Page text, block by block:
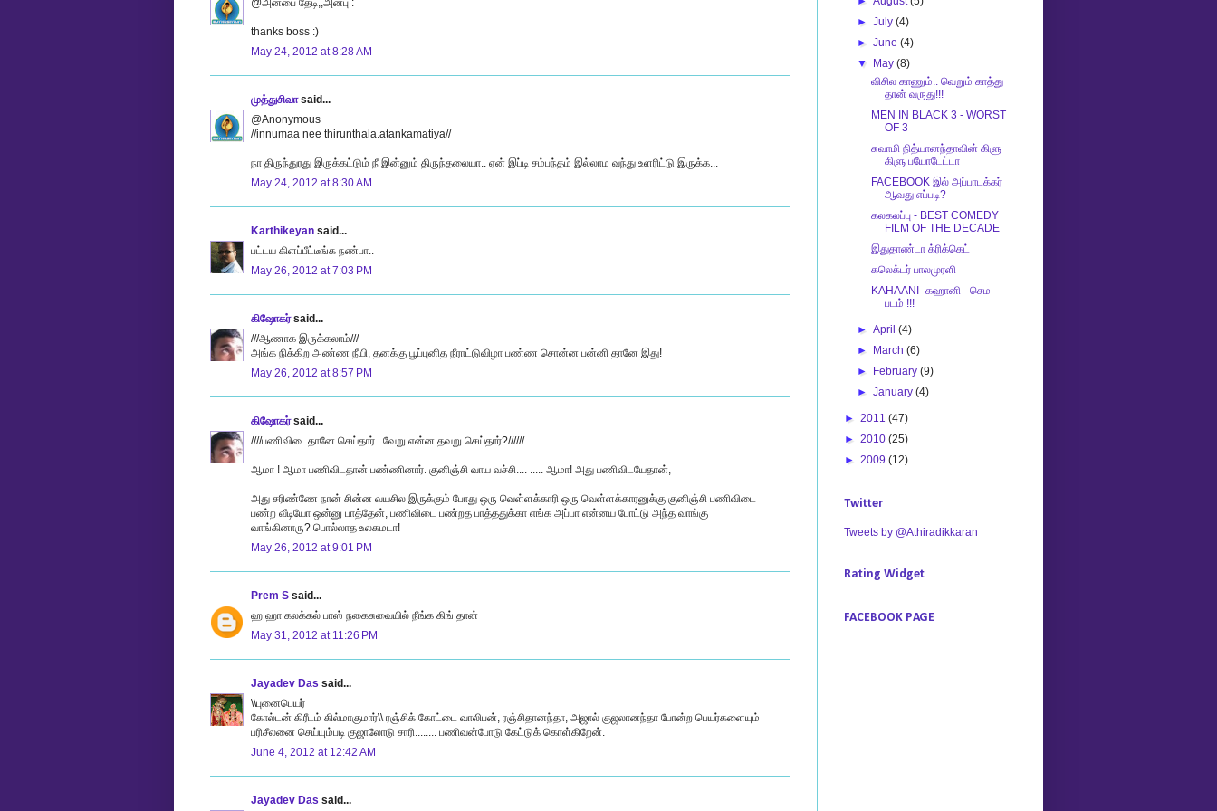
@அன்பை தேடி,,அன்பு :
thanks boss :)
May 24, 2012 at 8:28 AM
முத்துசிவாsaid...
@Anonymous
//innumaa nee thirunthala.atankamatiya//
நா திருந்துரது இருக்கட்டும் நீ இன்னும் திருந்தலையா.. ஏன் இப்டி சம்பந்தம் இல்லாம வந்து உளரிட்டு இருக்க...
May 24, 2012 at 8:30 AM
Karthikeyan said...
பட்டய கிளப்பீட்டீங்க நண்பா..
May 26, 2012 at 7:03 PM
கிஷோகர்said...
///ஆணாக இருக்கலாம்///
அங்க நிக்கிற அண்ண நீயி, தனக்கு பூப்புனித நீராட்டுவிழா பண்ண சொன்ன பன்னி தானே இது!
May 26, 2012 at 8:57 PM
கிஷோகர்said...
////பணிவிடைதானே செய்தார்.. வேறு என்ன தவறு செய்தார்?//////
ஆமா ! ஆமா பணிவிடதான் பண்ணினார். குனிஞ்சி வாய வச்சி.... ..... ஆமா! அது பணிவிடயேதான்,
அது சரிண்ணே நான் சின்ன வயசில இருக்கும் போது ஒரு வெள்ளக்காரி ஒரு வெள்ளக்காரனுக்கு குனிஞ்சி பணிவிடை
பண்ற வீடியோ ஒன்னு பாத்தேன், பணிவிடை பண்றத பாத்ததுக்கா எங்க அப்பா என்னய போட்டு அந்த வாங்கு
வாங்கினாரு? பொல்லாத உலகமடா!
May 26, 2012 at 9:01 PM
Prem S said...
ஹ ஹா கலக்கல் பாஸ் நகைசுவையில் நீங்க கிங் தான்
May 31, 2012 at 11:26 PM
Jayadev Das said...
\\புனைபெயர்
கோல்டன் கிரீடம் கில்மாகுமார்\\ ரஞ்சிக் கோட்டை வாலிபன், ரஞ்சிதானந்தா, அஜால் குஜலானந்தா போன்ற பெயர்களையும்
பரிசீலனை செய்யும்படி குஜாலோடு சாரி........ பணிவன்போடு கேட்டுக் கொள்கிறேன்.
June 4, 2012 at 12:42 AM
Jayadev Das said...
►July(4)
►June(4)
▼ May(8)
விசில காணும்.. வெறும் காத்து
தான் வருது!!!
MEN IN BLACK 3 - WORST
OF 3
சுவாமி நித்யானந்தாவின் கிளு
கிளு பயோடேட்டா
FACEBOOK இல் அப்பாடக்கர்
ஆவது எப்படி?
கலகலப்பு - BEST COMEDY
FILM OF THE DECADE
இதுதாண்டா க்ரிக்கெட்
கலெக்டர் பாலமுரளி
KAHAANI- கஹானி - செம
படம் !!!
►April(4)
► March(6)
► February(9)
►January(4)
► 2011 (47)
► 2010 (25)
► 2009 (12)
Twitter
Tweets by @Athiradikkaran
Rating Widget
FACEBOOK PAGE